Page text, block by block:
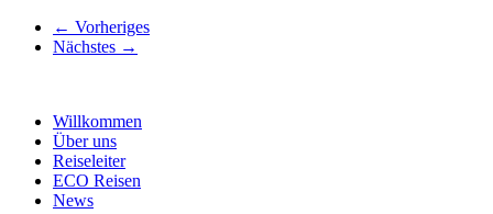
← Vorheriges
Nächstes →
Willkommen
Über uns
Reiseleiter
ECO Reisen
News